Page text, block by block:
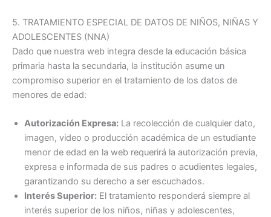
5. TRATAMIENTO ESPECIAL DE DATOS DE NIÑOS, NIÑAS Y
ADOLESCENTES (NNA)
Dado que nuestra web integra desde la educación básica
primaria hasta la secundaria, la institución asume un
compromiso superior en el tratamiento de los datos de
menores de edad:
Autorización Expresa: La recolección de cualquier dato,
imagen, video o producción académica de un estudiante
menor de edad en la web requerirá la autorización previa,
expresa e informada de sus padres o acudientes legales,
garantizando su derecho a ser escuchados.
Interés Superior: El tratamiento responderá siempre al
interés superior de los niños, niñas y adolescentes,